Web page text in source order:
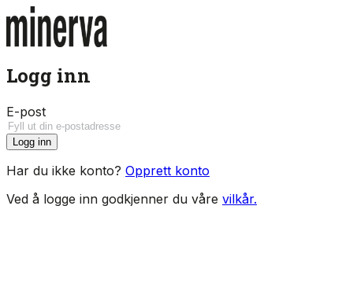
Logg inn
E-post
Logg inn
Har du ikke konto? Opprett konto
Ved å logge inn godkjenner du våre vilkår.